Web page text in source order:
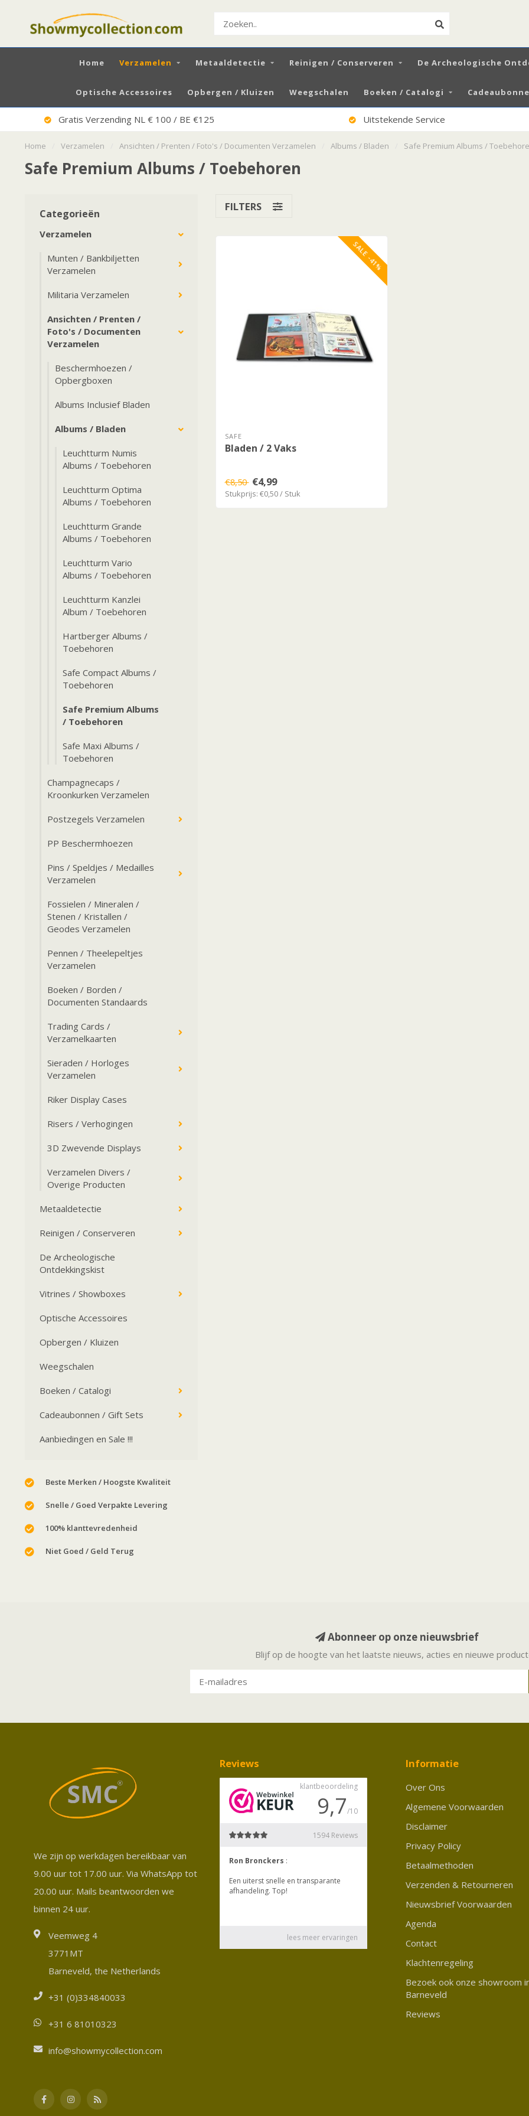
Home Verzamelen Metaaldetectie Reinigen / Conserveren De Archeologische
Optische Accessoires Opbergen / Kluizen Weegschalen Boeken / Catalogi
Gratis Verzending NL € 100 / BE €125 Uitstekende Service
Home Verzamelen Ansichten / Prenten / Foto's / Documenten Verzamelen Albums / Bladen Safe Premium Albums /
Safe Premium Albums / Toebehoren
Categorieën
Verzamelen
Munten / Bankbiljetten
Verzamelen
Militaria Verzamelen
Ansichten / Prenten /
Foto's / Documenten
Verzamelen
Beschermhoezen /
Opbergboxen
Albums Inclusief Bladen
Albums / Bladen
Leuchtturm Numis
Albums / Toebehoren
Leuchtturm Optima
Albums / Toebehoren
Leuchtturm Grande
Albums / Toebehoren
Leuchtturm Vario
Albums / Toebehoren
Leuchtturm Kanzlei
Album / Toebehoren
Hartberger Albums /
Toebehoren
Safe Compact Albums /
Toebehoren
Safe Premium Albums
/ Toebehoren
Safe Maxi Albums /
Toebehoren
Champagnecaps /
Kroonkurken Verzamelen
Postzegels Verzamelen
PP Beschermhoezen
Pins / Speldjes / Medailles
Verzamelen
Fossielen / Mineralen /
Stenen / Kristallen /
Geodes Verzamelen
Pennen / Theelepeltjes
Verzamelen
Boeken / Borden /
Documenten Standaards
Trading Cards /
Verzamelkaarten
Sieraden / Horloges
Verzamelen
Riker Display Cases
Risers / Verhogingen
3D Zwevende Displays
Verzamelen Divers /
Overige Producten
Metaaldetectie
Reinigen / Conserveren
De Archeologische
Ontdekkingskist
Vitrines / Showboxes
Optische Accessoires
Opbergen / Kluizen
Weegschalen
Boeken / Catalogi
Cadeaubonnen / Gift Sets
Aanbiedingen en Sale !!!
Beste Merken / Hoogste Kwaliteit
Snelle / Goed Verpakte Levering
100% klanttevredenheid
Niet Goed / Geld Terug
FILTERS
SALE -41%
SAFE
Bladen / 2 Vaks
€8,50 €4,99
Stukprijs: €0,50 / Stuk
Abonneer op onze nieuwsbrief
Blijf op de hoogte van het laatste nieuws, acties en nieuwe
We zijn op werkdagen bereikbaar van
9.00 uur tot 17.00 uur. Via WhatsApp tot
20.00 uur. Mails beantwoorden we
binnen 24 uur.
Veemweg 4
3771MT
Barneveld, the Netherlands
+31 (0)334840033
+31 6 81010323
info@showmycollection.com
Reviews Informatie
Over Ons
Algemene Voorwaarden
Disclaimer
Privacy Policy
Betaalmethoden
Verzenden & Retourneren
Nieuwsbrief Voorwaarden
Agenda
Contact
Klachtenregeling
Bezoek ook onze showroom
Barneveld
Reviews